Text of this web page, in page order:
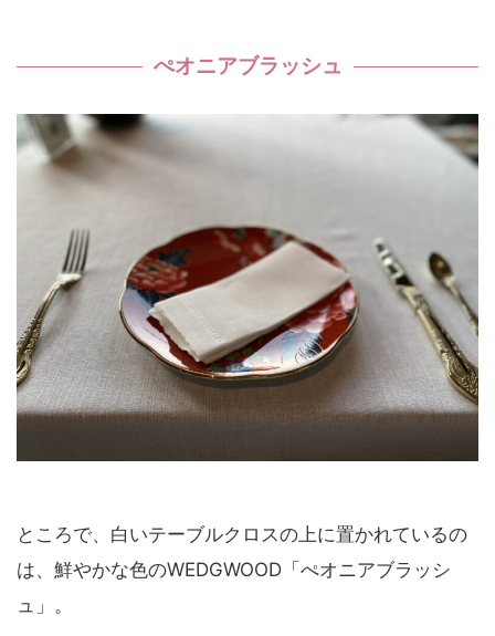
ぺオニアブラッシュ
ところで、白いテーブルクロスの上に置かれているの
は、鮮やかな色のWEDGWOOD「ぺオニアブラッシ
ュ」。